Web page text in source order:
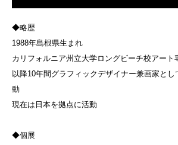
◆略歴
1988年島根県生まれ
カリフォルニア州立大学ロングビーチ校アート
以降10年間グラフィックデザイナー兼画家と
動
現在は日本を拠点に活動
◆個展